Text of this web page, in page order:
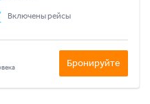
Включены рейсы
Бронируйте